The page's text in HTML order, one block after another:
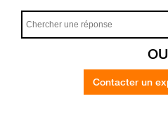
OU
Contacter un